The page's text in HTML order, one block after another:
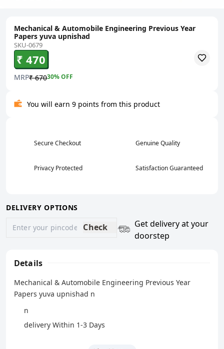
Mechanical & Automobile Engineering Previous Year
Papers yuva upnishad
SKU-0679
₹ 470
MRP₹ 67030% OFF
You will earn 9 points from this product
Secure Checkout Genuine Quality
Privacy Protected Satisfaction Guaranteed
DELIVERY OPTIONS
Check
Get delivery at your
doorstep
Details
Mechanical & Automobile Engineering Previous Year
Papers yuva upnishad n
n
delivery Within 1-3 Days